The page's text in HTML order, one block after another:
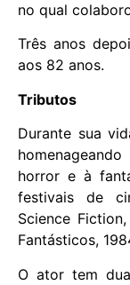
no qual
Três anos
aos 82 anos.
Tributos
Durante sua
horror e à
festivais de
Science
Fantásticos,
O ator tem